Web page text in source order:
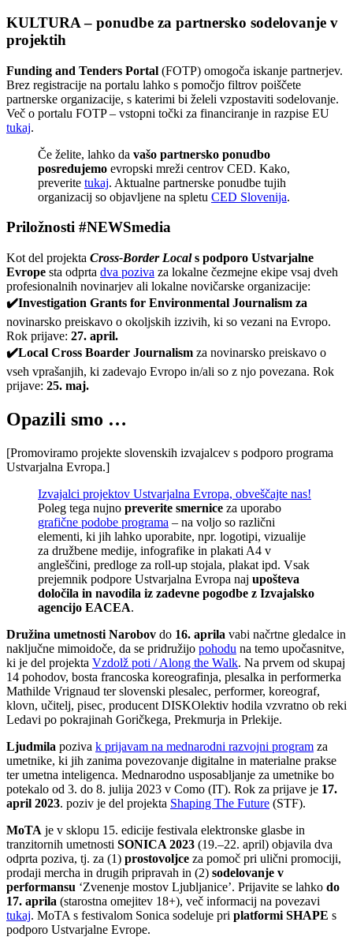
KULTURA – ponudbe za partnersko sodelovanje v
projektih
Funding and Tenders Portal (FOTP) omogoča iskanje partnerjev.
Brez registracije na portalu lahko s pomočjo filtrov poiščete
partnerske organizacije, s katerimi bi želeli vzpostaviti sodelovanje.
Več o portalu FOTP – vstopni točki za financiranje in razpise EU
tukaj.
Če želite, lahko da vašo partnersko ponudbo
posredujemo evropski mreži centrov CED. Kako,
preverite tukaj. Aktualne partnerske ponudbe tujih
organizacij so objavljene na spletu CED Slovenija.
Priložnosti #NEWSmedia
Kot del projekta Cross-Border Local s podporo Ustvarjalne
Evrope sta odprta dva poziva za lokalne čezmejne ekipe vsaj dveh
profesionalnih novinarjev ali lokalne novičarske organizacije:
✔️Investigation Grants for Environmental Journalism za
novinarsko preiskavo o okoljskih izzivih, ki so vezani na Evropo.
Rok prijave: 27. april.
✔️Local Cross Boarder Journalism za novinarsko preiskavo o
vseh vprašanjih, ki zadevajo Evropo in/ali so z njo povezana. Rok
prijave: 25. maj.
Opazili smo …
[Promoviramo projekte slovenskih izvajalcev s podporo programa
Ustvarjalna Evropa.]
Izvajalci projektov Ustvarjalna Evropa, obveščajte nas!
Poleg tega nujno preverite smernice za uporabo
grafične podobe programa – na voljo so različni
elementi, ki jih lahko uporabite, npr. logotipi, vizualije
za družbene medije, infografike in plakati A4 v
angleščini, predloge za roll-up stojala, plakat ipd. Vsak
prejemnik podpore Ustvarjalna Evropa naj upošteva
določila in navodila iz zadevne pogodbe z Izvajalsko
agencijo EACEA.
Družina umetnosti Narobov do 16. aprila vabi načrtne gledalce in
naključne mimoidoče, da se pridružijo pohodu na temo upočasnitve,
ki je del projekta Vzdolž poti / Along the Walk. Na prvem od skupaj
14 pohodov, bosta francoska koreografinja, plesalka in performerka
Mathilde Vrignaud ter slovenski plesalec, performer, koreograf,
klovn, učitelj, pisec, producent DISKOlektiv hodila vzvratno ob reki
Ledavi po pokrajinah Goričkega, Prekmurja in Prlekije.
Ljudmila poziva k prijavam na mednarodni razvojni program za
umetnike, ki jih zanima povezovanje digitalne in materialne prakse
ter umetna inteligenca. Mednarodno usposabljanje za umetnike bo
potekalo od 3. do 8. julija 2023 v Como (IT). Rok za prijave je 17.
april 2023. poziv je del projekta Shaping The Future (STF).
MoTA je v sklopu 15. edicije festivala elektronske glasbe in
tranzitornih umetnosti SONICA 2023 (19.–22. april) objavila dva
odprta poziva, tj. za (1) prostovoljce za pomoč pri ulični promociji,
prodaji mercha in drugih pripravah in (2) sodelovanje v
performansu ‘Zvenenje mostov Ljubljanice’. Prijavite se lahko do
17. aprila (starostna omejitev 18+), več informacij na povezavi
tukaj. MoTA s festivalom Sonica sodeluje pri platformi SHAPE s
podporo Ustvarjalne Evrope.